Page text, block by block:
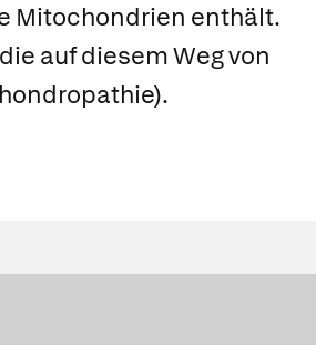
Mitochondrien enthält.
auf diesem Weg von
).